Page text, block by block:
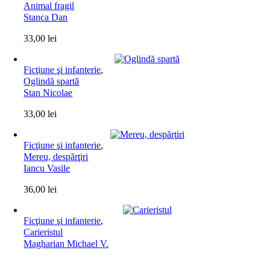
Animal fragil
Stanca Dan
33,00lei
Ficţiune şi infanterie,
Oglindă spartă
Stan Nicolae
33,00lei
Ficţiune şi infanterie,
Mereu, despărţiri
Iancu Vasile
36,00lei
Ficţiune şi infanterie,
Carieristul
Magharian Michael V.